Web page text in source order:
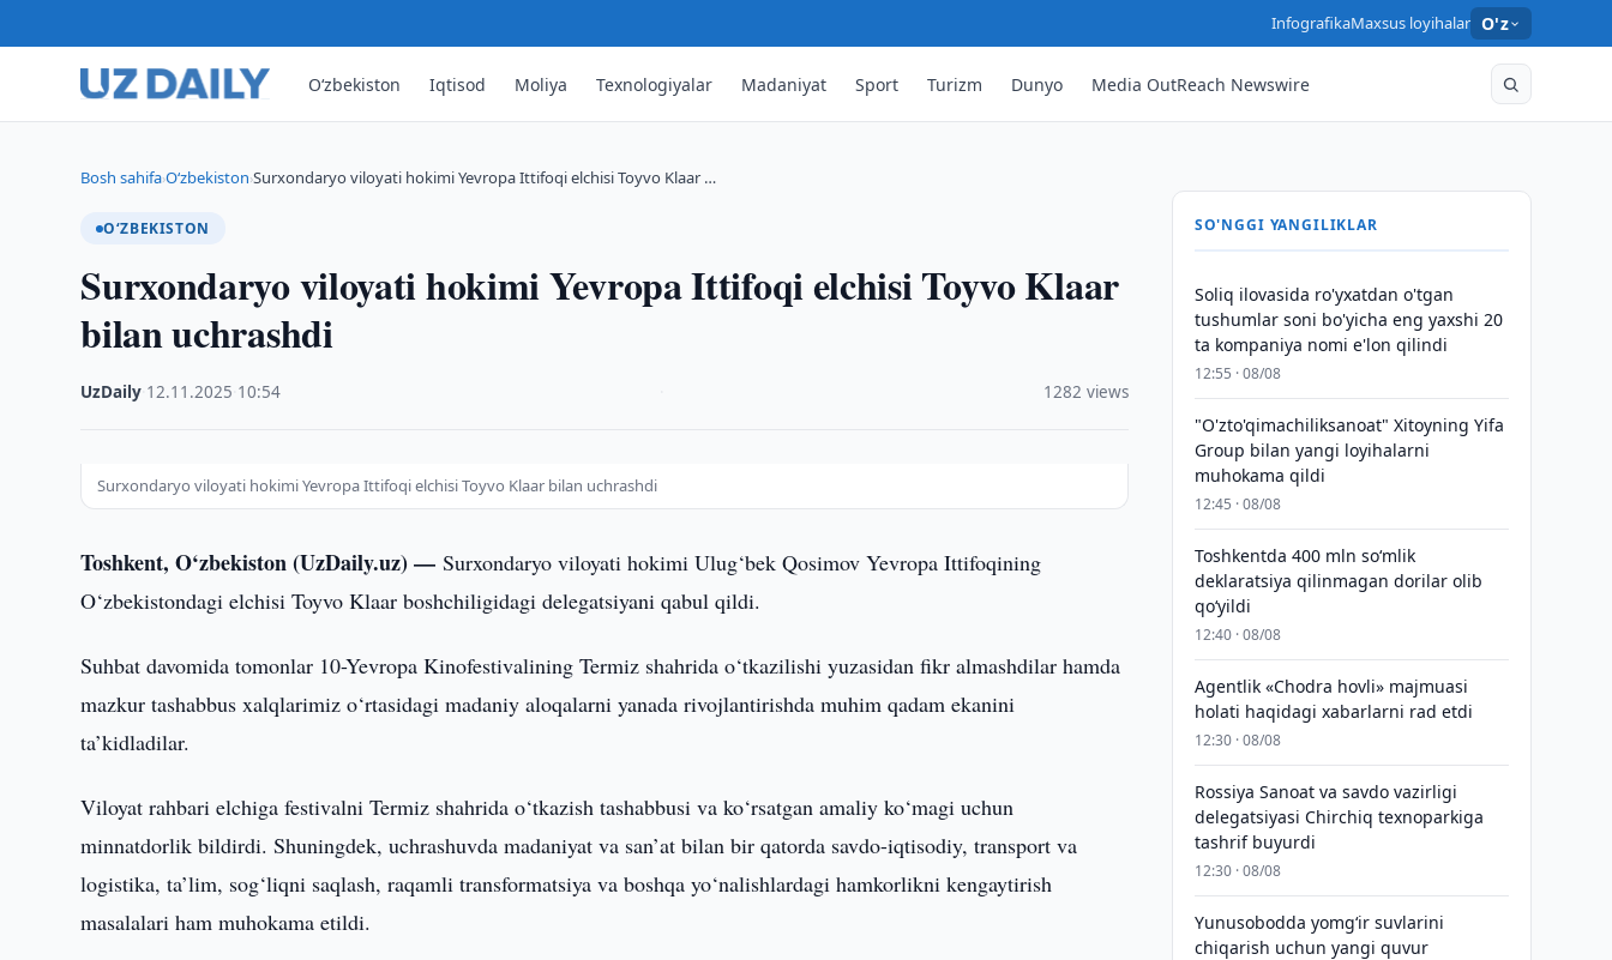
InfografikaMaxsus loyihalar O'z
O‘zbekiston Iqtisod Moliya Texnologiyalar Madaniyat Sport Turizm Dunyo Media OutReach Newswire
Bosh sahifa›O‘zbekiston›Surxondaryo viloyati hokimi Yevropa Ittifoqi elchisi Toyvo Klaar …
O‘ZBEKISTON
Surxondaryo viloyati hokimi Yevropa Ittifoqi elchisi Toyvo Klaar
bilan uchrashdi
UzDaily 12.11.2025 10:54 1282 views
Surxondaryo viloyati hokimi Yevropa Ittifoqi elchisi Toyvo Klaar bilan uchrashdi
Toshkent, O‘zbekiston (UzDaily.uz) —Surxondaryo viloyati hokimi Ulug‘bek Qosimov Yevropa Ittifoqining
O‘zbekistondagi elchisi Toyvo Klaar boshchiligidagi delegatsiyani qabul qildi.
Suhbat davomida tomonlar 10-Yevropa Kinofestivalining Termiz shahrida o‘tkazilishi yuzasidan fikr almashdilar hamda
mazkur tashabbus xalqlarimiz o‘rtasidagi madaniy aloqalarni yanada rivojlantirishda muhim qadam ekanini
ta’kidladilar.
Viloyat rahbari elchiga festivalni Termiz shahrida o‘tkazish tashabbusi va ko‘rsatgan amaliy ko‘magi uchun
minnatdorlik bildirdi. Shuningdek, uchrashuvda madaniyat va san’at bilan bir qatorda savdo-iqtisodiy, transport va
logistika, ta’lim, sog‘liqni saqlash, raqamli transformatsiya va boshqa yo‘nalishlardagi hamkorlikni kengaytirish
masalalari ham muhokama etildi.
SO'NGGI YANGILIKLAR
Soliq ilovasida ro'yxatdan o'tgan
tushumlar soni bo'yicha eng yaxshi 20
ta kompaniya nomi e'lon qilindi
12:55 · 08/08
"O'zto'qimachiliksanoat" Xitoyning Yifa
Group bilan yangi loyihalarni
muhokama qildi
12:45 · 08/08
Toshkentda 400 mln so‘mlik
deklaratsiya qilinmagan dorilar olib
qo‘yildi
12:40 · 08/08
Agentlik «Chodra hovli» majmuasi
holati haqidagi xabarlarni rad etdi
12:30 · 08/08
Rossiya Sanoat va savdo vazirligi
delegatsiyasi Chirchiq texnoparkiga
tashrif buyurdi
12:30 · 08/08
Yunusobodda yomg‘ir suvlarini
chiqarish uchun yangi quvur